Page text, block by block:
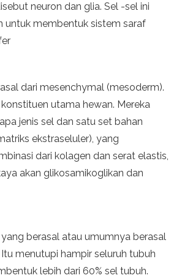
neuron dan glia. Sel -sel ini
untuk membentuk sistem saraf
dari mesenchymal (mesoderm).
utama hewan. Mereka
jenis sel dan satu set bahan
ekstraseluler), yang
dari kolagen dan serat elastis,
akan glikosamikoglikan dan
berasal atau umumnya berasal
menutupi hampir seluruh tubuh
lebih dari 60% sel tubuh.